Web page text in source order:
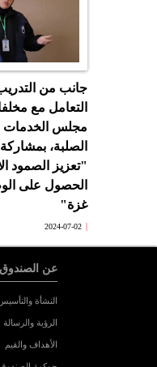
جانب من
التعامل مع
مجلس الخدمات
"تعزيز الصمود
الحصول على
غزة"
2024-07-02
عن الصندوق
النشأة
الرؤية والرسالة
الأهداف والقيم